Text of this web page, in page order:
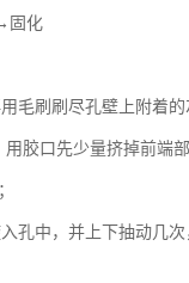
固化
毛刷刷尽孔壁上附着
胶口先少量挤掉前端
孔中，并上下抽动几